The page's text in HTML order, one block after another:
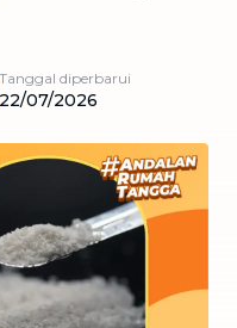
Tanggal diperbarui
22/07/2026